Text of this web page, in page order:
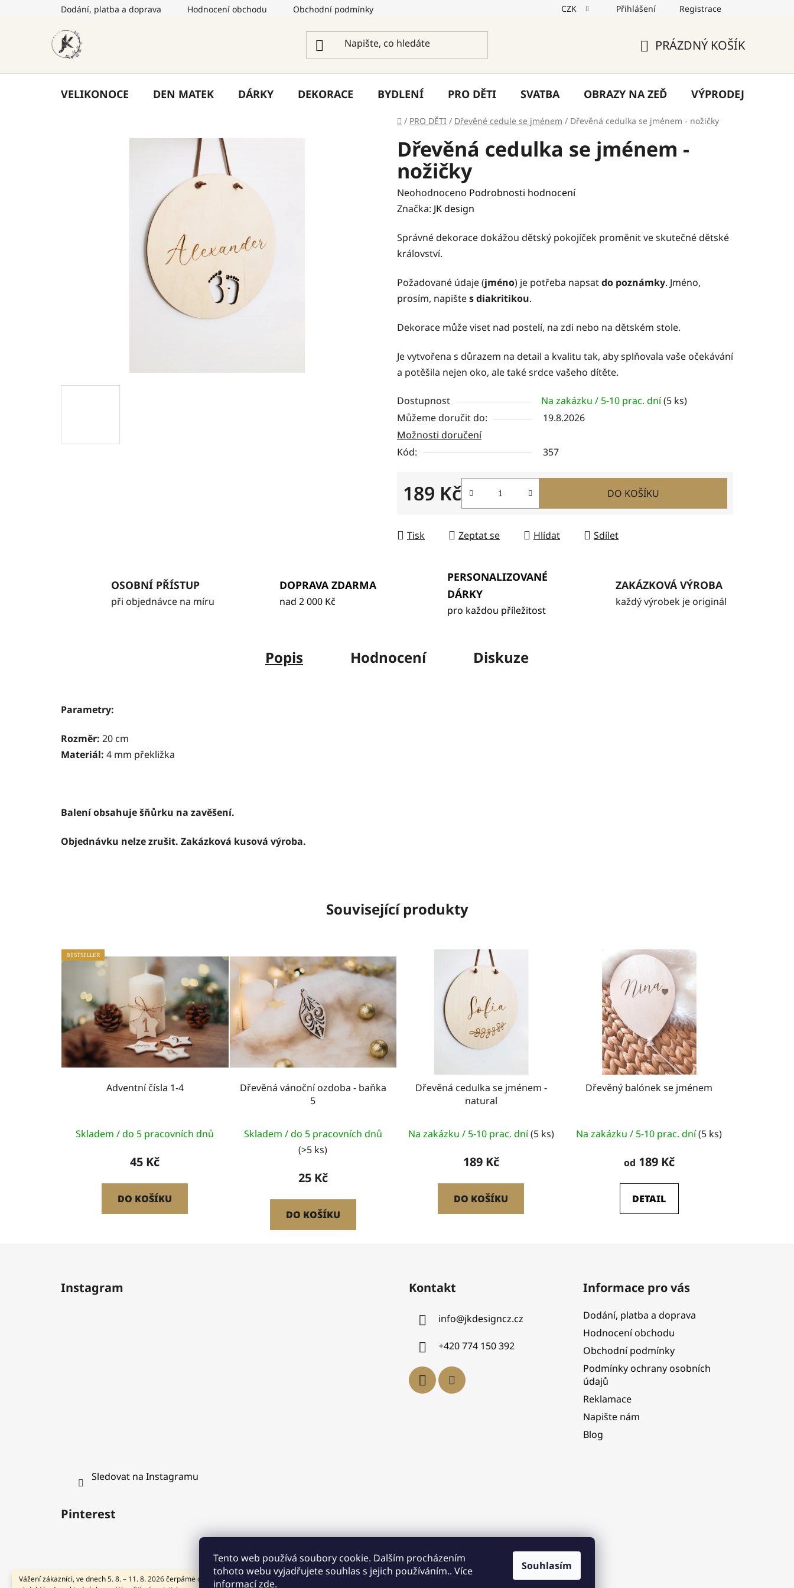
Tento web používá soubory cookie. Dalším procházením
tohoto webu vyjadřujete souhlas s jejich používáním.. Více
informacízde.
Souhlasím
Vážení zákazníci, ve dnech 5. 8. – 11. 8. 2026 čerpáme dovolenou. V tomto
Dodání, platba a doprava Hodnocení obchodu Obchodní podmínky Reklamace Napište nám Blog
CZK Přihlášení Registrace
KOŠÍK
PRÁZDNÝ KOŠÍK
VELIKONOCE DEN MATEK DÁRKY DEKORACE BYDLENÍ PRO DĚTI SVATBA OBRAZY NA ZEĎ VÝPRODEJ
Domů
/ PRO DĚTI / Dřevěné cedule se jménem / Dřevěná cedulka se jménem - nožičky
Dřevěná cedulka se jménem -
nožičky
Průměrné
hodnocení
je
0,0
5
hvězdiček.
Neohodnoceno Podrobnosti hodnocení
Značka: JK design
Správné dekorace dokážou dětský pokojíček proměnit ve skutečné dětské
království.
Požadované údaje (jméno) je potřeba napsatdo poznámky. Jméno,
prosím, napištes diakritikou.
Dekorace může viset nad postelí, na zdi nebo na dětském stole.
Je vytvořena s důrazem na detail a kvalitu tak, aby splňovala vaše očekávání
a potěšila nejen oko, ale také srdce vašeho dítěte.
Dostupnost Na zakázku / 5-10 prac. dní(5 ks)
Můžeme doručit do:
19.8.2026
Možnosti doručení
Kód:
357
189 Kč DO KOŠÍKU
Tisk Zeptat se Hlídat Sdílet
OSOBNÍ PŘÍSTUP
při objednávce na míru
DOPRAVA ZDARMA
nad 2 000 Kč
PERSONALIZOVANÉ
DÁRKY
pro každou příležitost
ZAKÁZKOVÁ VÝROBA
každý výrobek je originál
Popis Hodnocení Diskuze
Parametry:
Rozměr: 20 cm
Materiál: 4 mm překližka
Balení obsahuje šňůrku na zavěšení.
Objednávku nelze zrušit. Zakázková kusová výroba.
Související produkty
BESTSELLER
Adventní čísla 1-4
Skladem / do 5 pracovních dnů
45 Kč
DO KOŠÍKU
Dřevěná vánoční ozdoba - baňka
5
Skladem / do 5 pracovních dnů
(>5 ks)
25 Kč
DO KOŠÍKU
Dřevěná cedulka se jménem -
natural
Na zakázku / 5-10 prac. dní(5 ks)
189 Kč
DO KOŠÍKU
Dřevěný balónek se jménem
Na zakázku / 5-10 prac. dní(5 ks)
od 189 Kč
DETAIL
Instagram
Sledovat na Instagramu
Kontakt
info@jkdesigncz.cz
+420 774 150 392
Informace pro vás
Dodání, platba a doprava
Hodnocení obchodu
Obchodní podmínky
Podmínky ochrany osobních
údajů
Reklamace
Napište nám
Blog
Pinterest